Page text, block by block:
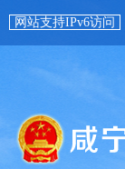
网站支持IPv6访问